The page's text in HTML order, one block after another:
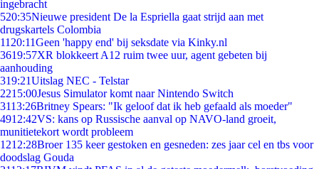
ingebracht
520:35Nieuwe president De la Espriella gaat strijd aan met
drugskartels Colombia
11 20:11Geen 'happy end' bij seksdate via Kinky.nl
3619:57XR blokkeert A12 ruim twee uur, agent gebeten bij
aanhouding
319:21Uitslag NEC - Telstar
2215:00Jesus Simulator komt naar Nintendo Switch
3113:26Britney Spears: "Ik geloof dat ik heb gefaald als moeder"
4912:42VS: kans op Russische aanval op NAVO-land groeit,
munitietekort wordt probleem
1212:28Broer 135 keer gestoken en gesneden: zes jaar cel en tbs voor
doodslag Gouda